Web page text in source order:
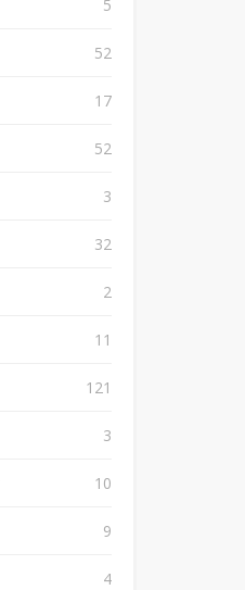
5
52
17
52
3
32
2
11
121
3
10
9
4